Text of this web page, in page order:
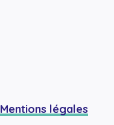
Mentions légales